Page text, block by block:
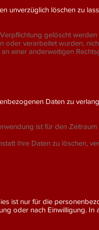
unverzüglich löschen zu
gelöscht werden
oder verarbeitet wurden,
einer anderweitigen
Daten zu
ist für den
Ihre Daten zu löschen,
ist nur für die
oder nach Einwilligung. In